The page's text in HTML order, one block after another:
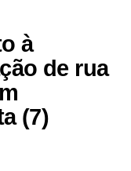
à
de rua
(7)